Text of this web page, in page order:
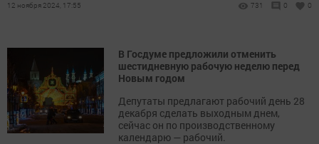
12 ноября 2024, 17:55 731 0 0
В Госдуме предложили отменить
шестидневную рабочую неделю перед
Новым годом
Депутаты предлагают рабочий день 28
декабря сделать выходным днем,
сейчас он по производственному
календарю — рабочий.